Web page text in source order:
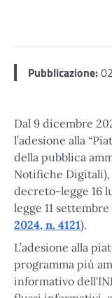
Pubblicazione:
Dal 9 dicembre
l’adesione alla
della pubblica
Notifiche Digitali),
decreto-legge 16
legge 11
2024, n. 4121).
L’adesione alla
programma più
informativo